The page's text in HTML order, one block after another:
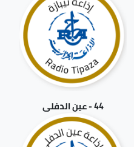
44 - عين الدفلى